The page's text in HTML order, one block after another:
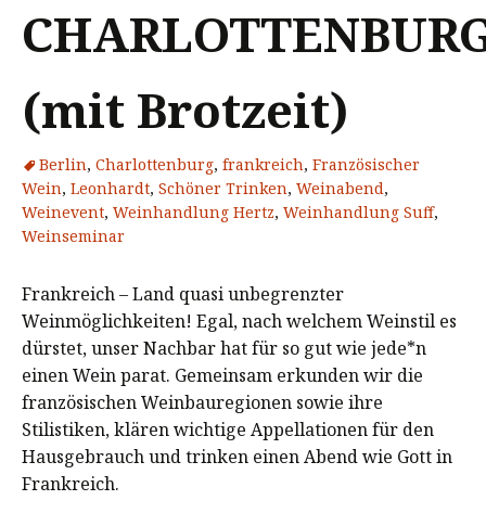
(mit Brotzeit)
Berlin, Charlottenburg, frankreich, Französischer
Wein, Leonhardt, Schöner Trinken, Weinabend,
Weinevent, Weinhandlung Hertz, Weinhandlung Suff,
Weinseminar
Frankreich – Land quasi unbegrenzter
Weinmöglichkeiten! Egal, nach welchem Weinstil es
dürstet, unser Nachbar hat für so gut wie jede*n
einen Wein parat. Gemeinsam erkunden wir die
französischen Weinbauregionen sowie ihre
Stilistiken, klären wichtige Appellationen für den
Hausgebrauch und trinken einen Abend wie Gott in
Frankreich.